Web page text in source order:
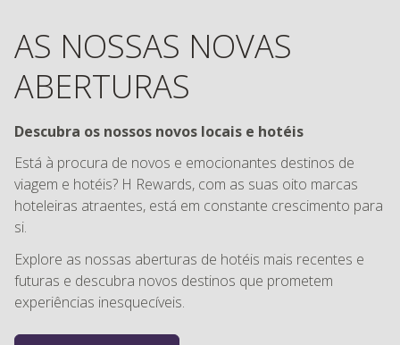
Descubra os nossos novos locais e hotéis
Está à procura de novos e emocionantes destinos de
hoteleiras atraentes, está em constante crescimento para
si.
Explore as nossas aberturas de hotéis mais recentes e
futuras e descubra novos destinos que prometem
experiências inesquecíveis.
DESCUBRA AGORA